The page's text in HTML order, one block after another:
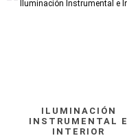
ILUMINACIÓN
INSTRUMENTAL E
INTERIOR